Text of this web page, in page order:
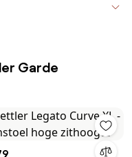
Garde